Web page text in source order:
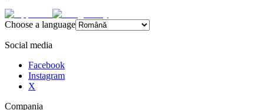
Choose a language
Social media
Facebook
Instagram
X
Compania